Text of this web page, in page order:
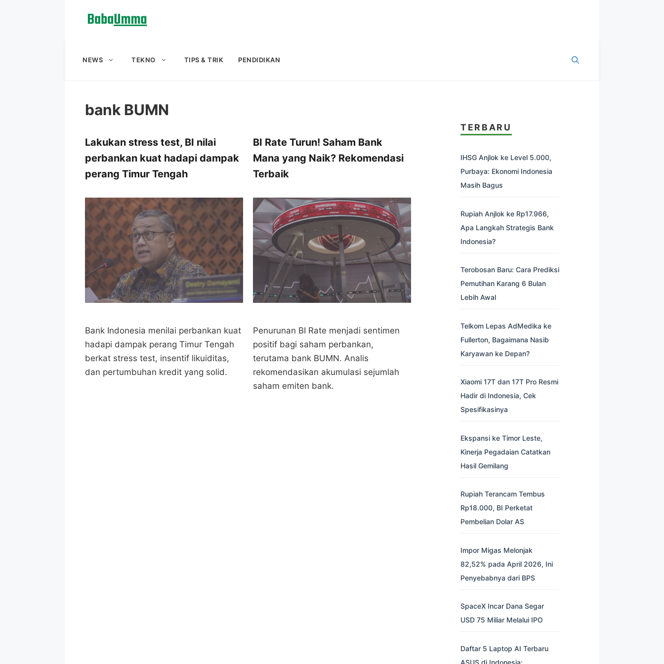
NEWS TEKNO TIPS & TRIK PENDIDIKAN
bank BUMN
Lakukan stress test, BI nilai
perbankan kuat hadapi dampak
perang Timur Tengah
Bank Indonesia menilai perbankan kuat
hadapi dampak perang Timur Tengah
berkat stress test, insentif likuiditas,
dan pertumbuhan kredit yang solid.
BI Rate Turun! Saham Bank
Mana yang Naik? Rekomendasi
Terbaik
Penurunan BI Rate menjadi sentimen
positif bagi saham perbankan,
terutama bank BUMN. Analis
rekomendasikan akumulasi sejumlah
saham emiten bank.
TERBARU
IHSG Anjlok ke Level 5.000,
Purbaya: Ekonomi Indonesia
Masih Bagus
Rupiah Anjlok ke Rp17.966,
Apa Langkah Strategis Bank
Indonesia?
Terobosan Baru: Cara Prediksi
Pemutihan Karang 6 Bulan
Lebih Awal
Telkom Lepas AdMedika ke
Fullerton, Bagaimana Nasib
Karyawan ke Depan?
Xiaomi 17T dan 17T Pro Resmi
Hadir di Indonesia, Cek
Spesifikasinya
Ekspansi ke Timor Leste,
Kinerja Pegadaian Catatkan
Hasil Gemilang
Rupiah Terancam Tembus
Rp18.000, BI Perketat
Pembelian Dolar AS
Impor Migas Melonjak
82,52% pada April 2026, Ini
Penyebabnya dari BPS
SpaceX Incar Dana Segar
USD 75 Miliar Melalui IPO
Daftar 5 Laptop AI Terbaru
ASUS di Indonesia: